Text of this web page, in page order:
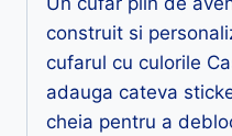
construit si
cufarul cu culorile
adauga cateva
cheia pentru a